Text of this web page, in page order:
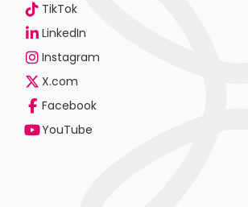
TikTok
LinkedIn
Instagram
X.com
Facebook
YouTube